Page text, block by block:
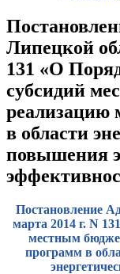
Липецкой
131 «О
субсидий
реализацию
в области
повышения
Постановление
марта 2014 г. N
местным
программ в